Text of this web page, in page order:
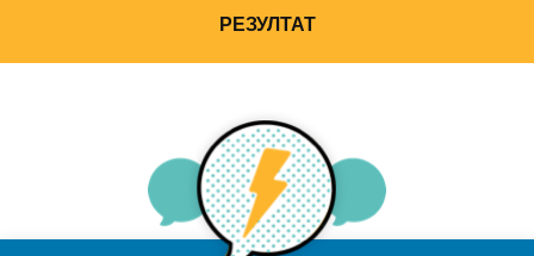
РЕЗУЛТАТ